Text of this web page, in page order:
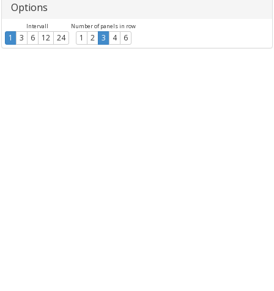
Options
Intervall
1 3 6 12 24
Number of panels in row
1 2 3 4 6